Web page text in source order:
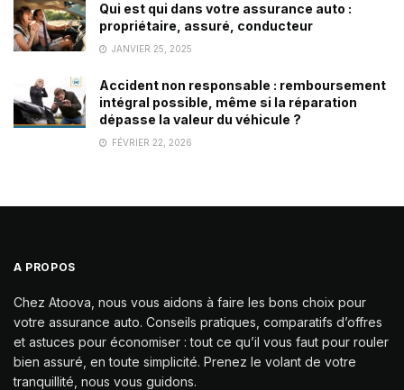
Qui est qui dans votre assurance auto :
propriétaire, assuré, conducteur
JANVIER 25, 2025
Accident non responsable : remboursement
intégral possible, même si la réparation
dépasse la valeur du véhicule ?
FÉVRIER 22, 2026
A PROPOS
Chez Atoova, nous vous aidons à faire les bons choix pour
votre assurance auto. Conseils pratiques, comparatifs d’offres
et astuces pour économiser : tout ce qu’il vous faut pour rouler
bien assuré, en toute simplicité. Prenez le volant de votre
tranquillité, nous vous guidons.